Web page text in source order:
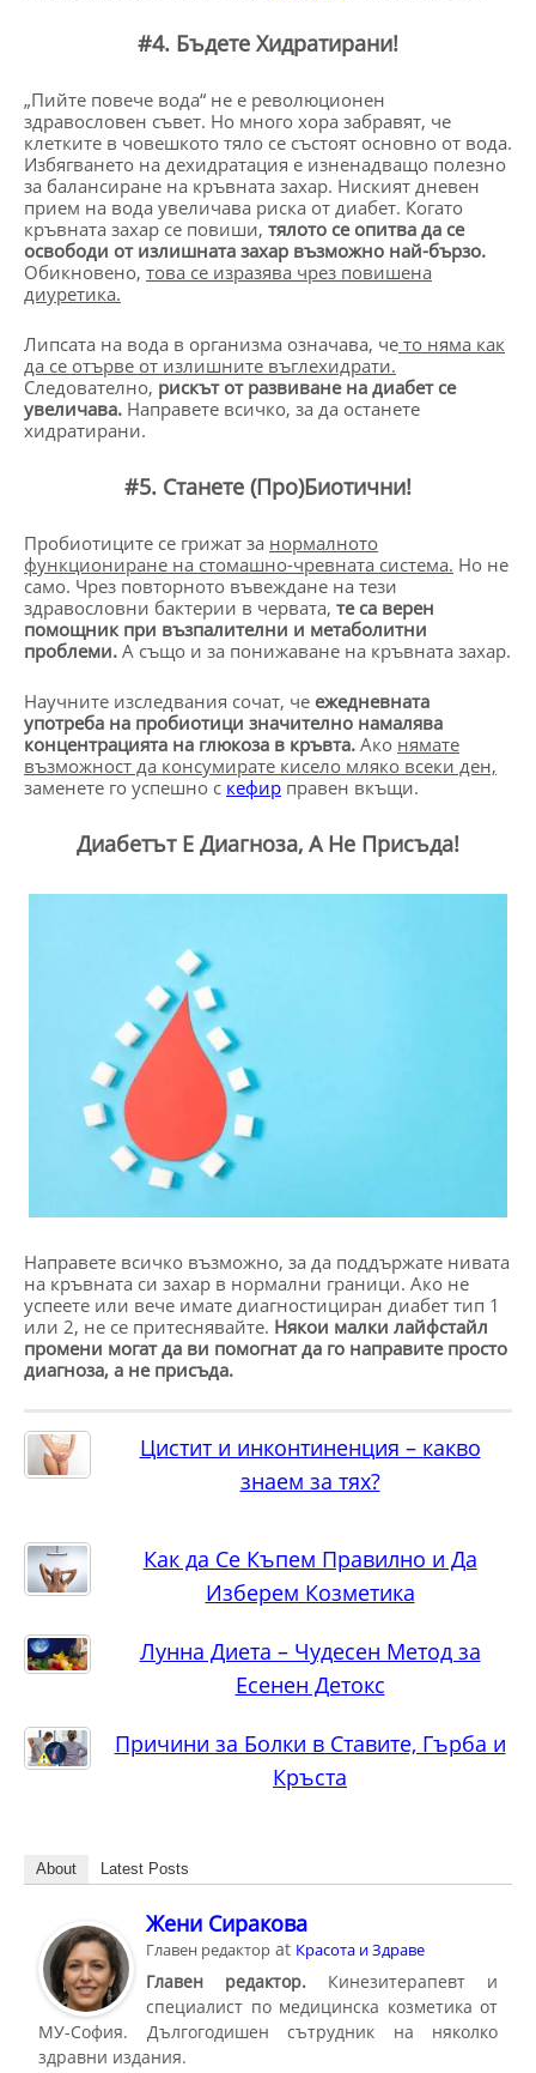
#4. Бъдете Хидратирани!
„Пийте повече вода“ не е революционен
здравословен съвет. Но много хора забравят, че
клетките в човешкото тяло се състоят основно от вода.
Избягването на дехидратация е изненадващо полезно
за балансиране на кръвната захар. Ниският дневен
прием на вода увеличава риска от диабет. Когато
кръвната захар се повиши, тялото се опитва да се
освободи от излишната захар възможно най-бързо.
Обикновено, това се изразява чрез повишена
диуретика.
Липсата на вода в организма означава, че то няма как
да се отърве от излишните въглехидрати.
Следователно, рискът от развиване на диабет се
увеличава. Направете всичко, за да останете
хидратирани.
#5. Станете (Про)Биотични!
Пробиотиците се грижат за нормалното
функциониране на стомашно-чревната система. Но не
само. Чрез повторното въвеждане на тези
здравословни бактерии в червата, те са верен
помощник при възпалителни и метаболитни
проблеми. А също и за понижаване на кръвната захар.
Научните изследвания сочат, че ежедневната
употреба на пробиотици значително намалява
концентрацията на глюкоза в кръвта. Ако нямате
възможност да консумирате кисело мляко всеки ден,
заменете го успешно с кефир правен вкъщи.
Диабетът Е Диагноза, А Не Присъда!
Направете всичко възможно, за да поддържате нивата
на кръвната си захар в нормални граници. Ако не
успеете или вече имате диагностициран диабет тип 1
или 2, не се притеснявайте. Някои малки лайфстайл
промени могат да ви помогнат да го направите просто
диагноза, а не присъда.
Цистит и инконтиненция – какво
знаем за тях?
Как да Се Къпем Правилно и Да
Изберем Козметика
Лунна Диета – Чудесен Метод за
Есенен Детокс
Причини за Болки в Ставите, Гърба и
Кръста
About Latest Posts
Жени Сиракова
Главен редактор at Красота и Здраве
Главен редактор. Кинезитерапевт и
специалист по медицинска козметика от
МУ-София. Дългогодишен сътрудник на няколко
здравни издания.